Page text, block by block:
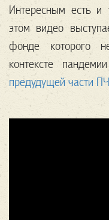
Интересным есть и
этом видео
фонде которого
контексте
предудущей части